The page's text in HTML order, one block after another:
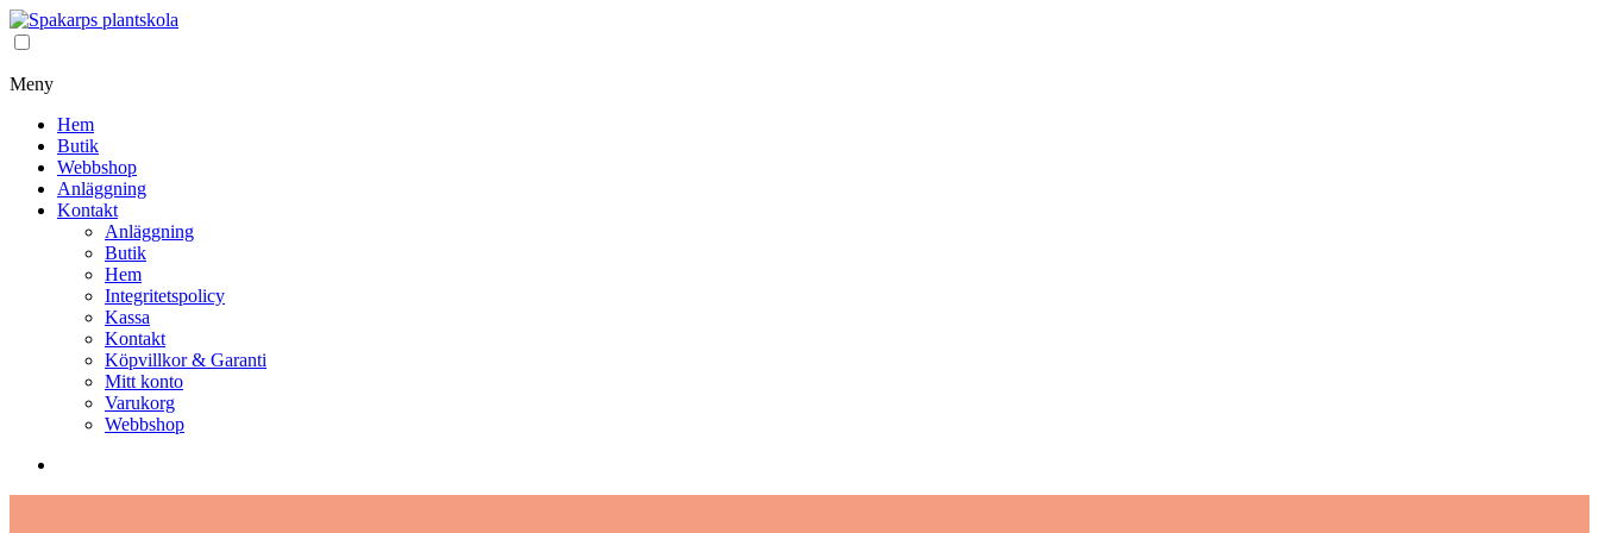
Meny
Hem
Butik
Webbshop
Anläggning
Kontakt
Anläggning
Butik
Hem
Integritetspolicy
Kassa
Kontakt
Köpvillkor & Garanti
Mitt konto
Varukorg
Webbshop